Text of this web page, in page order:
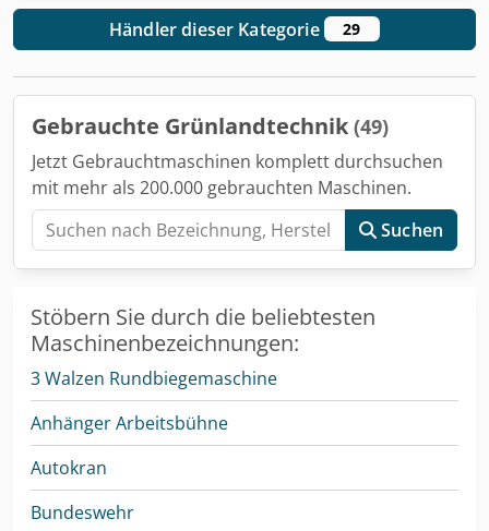
Händler dieser Kategorie 29
Gebrauchte Grünlandtechnik (49)
Jetzt Gebrauchtmaschinen komplett durchsuchen
mit mehr als 200.000 gebrauchten Maschinen.
Suchen
Stöbern Sie durch die beliebtesten
Maschinenbezeichnungen:
3 Walzen Rundbiegemaschine
Anhänger Arbeitsbühne
Autokran
Bundeswehr